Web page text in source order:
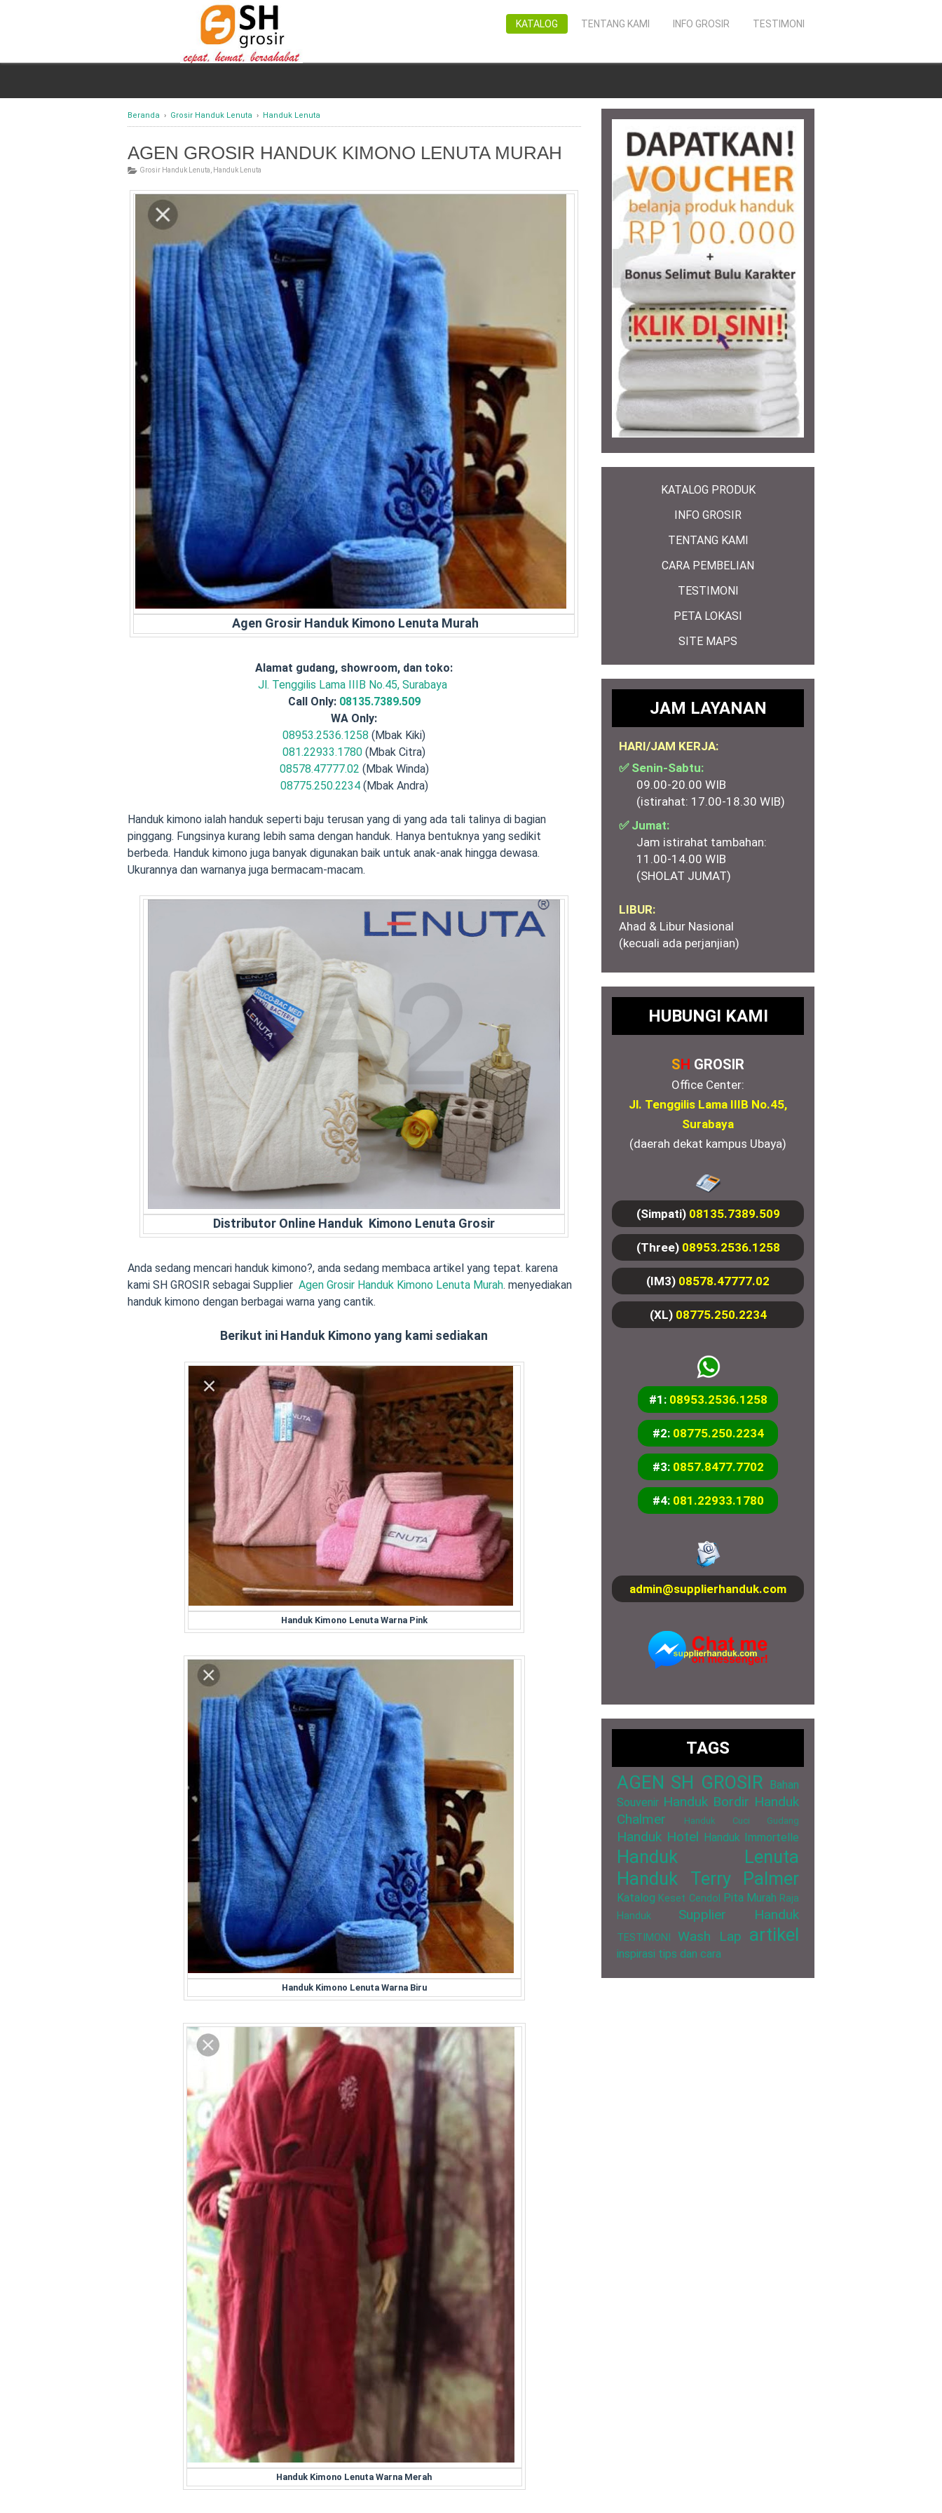
TESTIMONI
INFO GROSIR
TENTANG KAMI
KATALOG
Beranda › Grosir Handuk Lenuta › Handuk Lenuta
AGEN GROSIR HANDUK KIMONO LENUTA MURAH
Grosir Handuk Lenuta Handuk Lenuta
Agen Grosir Handuk Kimono Lenuta Murah
Alamat gudang, showroom, dan toko:
Jl. Tenggilis Lama IIIB No.45, Surabaya
Call Only: 08135.7389.509
WA Only:
08953.2536.1258 (Mbak Kiki)
081.22933.1780 (Mbak Citra)
08578.47777.02 (Mbak Winda)
08775.250.2234(Mbak Andra)
Handuk kimono ialah handuk seperti baju terusan yang di yang ada tali talinya di bagian
pinggang. Fungsinya kurang lebih sama dengan handuk. Hanya bentuknya yang sedikit
berbeda. Handuk kimono juga banyak digunakan baik untuk anak-anak hingga dewasa.
Ukurannya dan warnanya juga bermacam-macam.
Distributor Online Handuk Kimono Lenuta Grosir
Anda sedang mencari handuk kimono?, anda sedang membaca artikel yang tepat. karena
kami SH GROSIR sebagai Supplier Agen Grosir Handuk Kimono Lenuta Murah. menyediakan
handuk kimono dengan berbagai warna yang cantik.
Berikut ini Handuk Kimono yang kami sediakan
Handuk Kimono Lenuta Warna Pink
Handuk Kimono Lenuta Warna Biru
Handuk Kimono Lenuta Warna Merah
KATALOG PRODUK
INFO GROSIR
TENTANG KAMI
CARA PEMBELIAN
TESTIMONI
PETA LOKASI
SITE MAPS
JAM LAYANAN
HARI/JAM KERJA:
✅ Senin-Sabtu:
09.00-20.00 WIB
(istirahat: 17.00-18.30 WIB)
✅ Jumat:
Jam istirahat tambahan:
11.00-14.00 WIB
(SHOLAT JUMAT)
LIBUR:
Ahad & Libur Nasional
(kecuali ada perjanjian)
HUBUNGI KAMI
SH GROSIR
Office Center:
Jl. Tenggilis Lama IIIB No.45,
Surabaya
(daerah dekat kampus Ubaya)
(Simpati) 08135.7389.509
(Three) 08953.2536.1258
(IM3) 08578.47777.02
(XL) 08775.250.2234
#1: 08953.2536.1258
#2: 08775.250.2234
#3: 0857.8477.7702
#4: 081.22933.1780
admin@supplierhanduk.com
TAGS
AGEN SH GROSIR Bahan
Souvenir Handuk Bordir Handuk
Chalmer
Handuk Cuci Gudang
Handuk Hotel Handuk Immortelle
Handuk Lenuta
Handuk Terry Palmer
Katalog Keset Cendol Pita Murah Raja
Handuk
Supplier Handuk
TESTIMONI Wash Lap artikel
inspirasi tips dan cara